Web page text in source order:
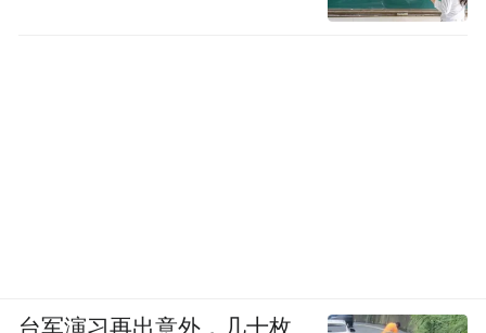
台军演习再出意外，几十枚